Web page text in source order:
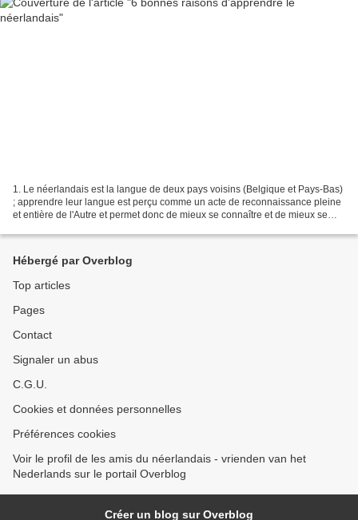
1. Le néerlandais est la langue de deux pays voisins (Belgique et Pays-Bas)
; apprendre leur langue est perçu comme un acte de reconnaissance pleine
et entière de l'Autre et permet donc de mieux se connaître et de mieux se
Hébergé par Overblog
Top articles
Pages
Contact
Signaler un abus
C.G.U.
Cookies et données personnelles
Préférences cookies
Voir le profil de les amis du néerlandais - vrienden van het
Nederlands sur le portail Overblog
Créer un blog sur Overblog